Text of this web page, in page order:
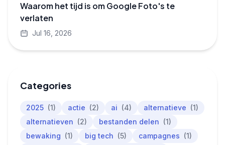
Waarom het tijd is om Google Foto's te
verlaten
Jul 16, 2026
Categories
2025 (1) actie (2) ai (4) alternatieve (1)
alternatieven (2) bestanden delen (1)
bewaking (1) big tech (5) campagnes (1)